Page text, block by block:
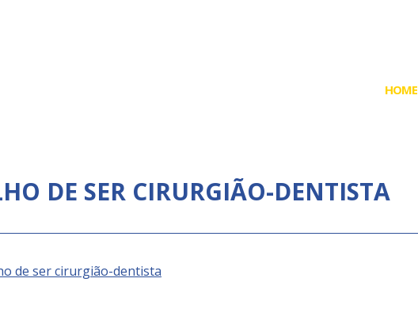
HOME
DE SER CIRURGIÃO-DENTISTA
de ser cirurgião-dentista